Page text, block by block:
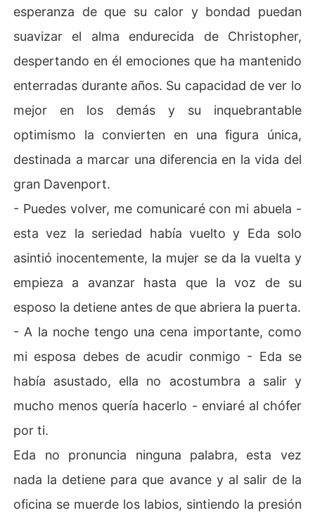
esperanza de que su calor y bondad puedan
suavizar el alma endurecida de Christopher,
despertando en él emociones que ha mantenido
enterradas durante años. Su capacidad de ver lo
mejor en los demás y su inquebrantable
optimismo la convierten en una figura única,
destinada a marcar una diferencia en la vida del
gran Davenport.
- Puedes volver, me comunicaré con mi abuela -
esta vez la seriedad había vuelto y Eda solo
asintió inocentemente, la mujer se da la vuelta y
empieza a avanzar hasta que la voz de su
esposo la detiene antes de que abriera la puerta.
- A la noche tengo una cena importante, como
mi esposa debes de acudir conmigo - Eda se
había asustado, ella no acostumbra a salir y
mucho menos quería hacerlo - enviaré al chófer
por ti.
Eda no pronuncia ninguna palabra, esta vez
nada la detiene para que avance y al salir de la
oficina se muerde los labios, sintiendo la presión